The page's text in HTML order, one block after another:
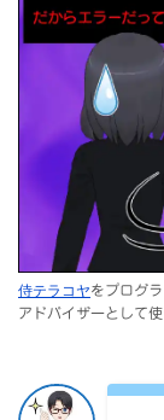
侍テラコヤをプログ
アドバイザーとして